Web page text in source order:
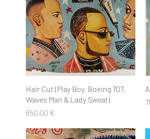
Aperçu rapide
Hair Cut (Play Boy, Boeing 707,
Waves Man & Lady Sweat)
Prix
650,00 €